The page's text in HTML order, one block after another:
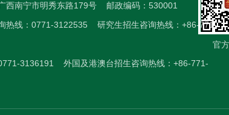
西南宁市明秀东路179号
邮政编码：530001
热线：0771-3122535
研究生招生咨询热线：+86-771-
3136191
外国及港澳台招生咨询热线：+86-771-
官